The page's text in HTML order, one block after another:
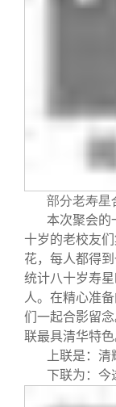
部分老寿星
本次聚会的
十岁的老校友
花，每人都得
统计八十岁寿
人。在精心准
们一起合影留
联最具清华特色
上联是：
下联为：今